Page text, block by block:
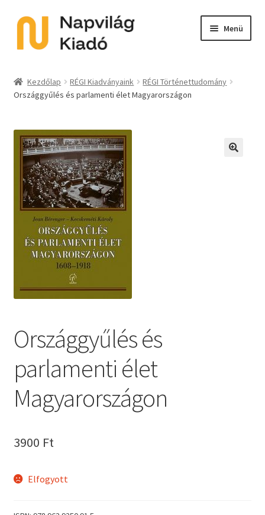
Ugrás
navigációhoz
Kilépés
tartalomba
Menü
E-book
Akció
child
menu
Sorozat
Előkészületben
Utolsó példányok
Kezdőlap RÉGI Kiadványaink
RÉGI Történettudomány
Országgyűlés és parlamenti élet Magyarországon
Országgyűlés és
parlamenti élet
Magyarországon
3900 Ft
Elfogyott